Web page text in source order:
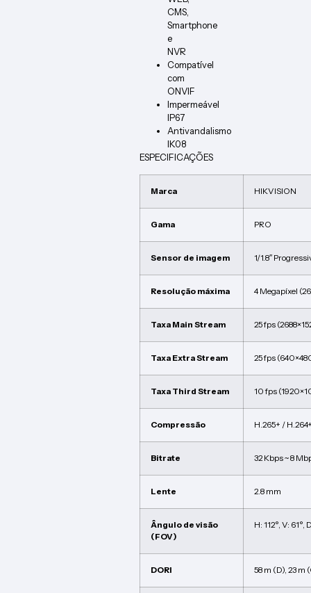
CMS,
Smartphone
e
NVR
Compatível
com
ONVIF
Impermeável
IP67
Antivandalismo
IK08
ESPECIFICAÇÕES
Marca HIKVISION
Gama PRO
Sensor de imagem 1/1.8″
Resolução máxima 4 Megapíxel
Taxa Main Stream 25 fps
Taxa Extra Stream 25 fps
Taxa Third Stream 10 fps
Compressão H.265+ /
Bitrate 32 Kbps ~ 8
Lente 2.8 mm
Ângulo de visão
(FOV)
H: 112°, V: 61°,
DORI 58 m (D), 23 m